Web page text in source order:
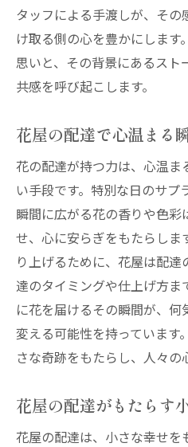
タッフによる手渡しが、そ
け取る側の心を豊かにします
思いと、その背景にあるスト
共感を呼び起こします。
花屋の配達で心温まる
花の配達が持つ力は、心温ま
い手段です。特別な日のサプ
瞬間に広がる花の香りや色彩
せ、心に安らぎをもたらしま
り上げるために、花屋は配
達のタイミングや仕上げ方
に花を届けるその瞬間が、
変える可能性を持っています
さな奇跡をもたらし、人々の
花屋の配達がもたらす
花屋の配達は、小さな幸せを